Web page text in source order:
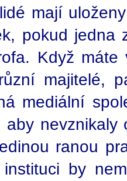
mají
pokud jedna
Když
majitelé,
mediální
aby
ranou
by